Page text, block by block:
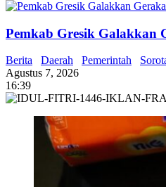
Pemkab Gresik Galakkan
Berita Daerah Pemerintah
Agustus 7, 2026
16:39